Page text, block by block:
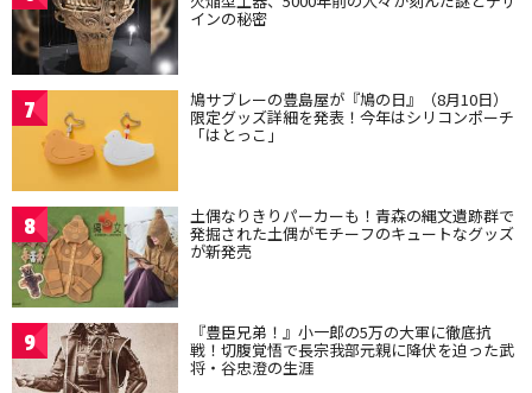
インの秘密
7 鳩サブレーの豊島屋が『鳩の日』（8月10日）
限定グッズ詳細を発表！今年はシリコンポーチ
「はとっこ」
8 土偶なりきりパーカーも！青森の縄文遺跡群で
発掘された土偶がモチーフのキュートなグッズ
が新発売
9 『豊臣兄弟！』小一郎の5万の大軍に徹底抗
戦！切腹覚悟で長宗我部元親に降伏を迫った武
将・谷忠澄の生涯